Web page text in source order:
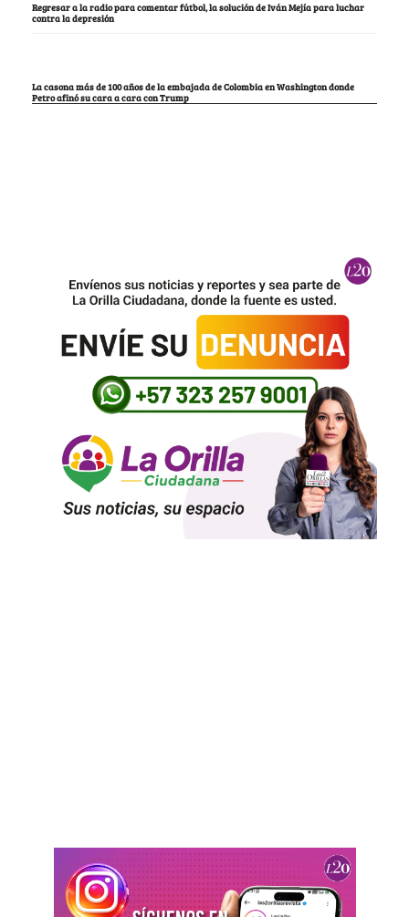
Regresar a la radio para comentar fútbol, la solución de Iván Mejía para luchar
contra la depresión
La casona más de 100 años de la embajada de Colombia en Washington donde
Petro afinó su cara a cara con Trump